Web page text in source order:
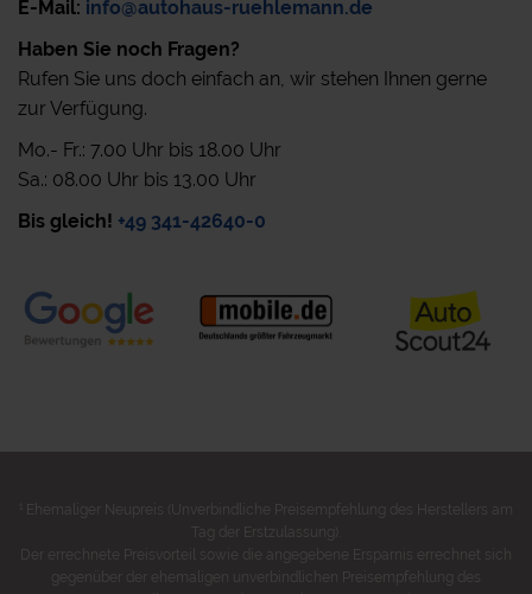
E-Mail: info@autohaus-ruehlemann.de
Haben Sie noch Fragen?
Rufen Sie uns doch einfach an, wir stehen Ihnen gerne
zur Verfügung.
Mo.- Fr.: 7.00 Uhr bis 18.00 Uhr
Sa.: 08.00 Uhr bis 13.00 Uhr
Bis gleich! +49 341-42640-0
Ehemaliger Neupreis (Unverbindliche Preisempfehlung des Herstellers am
Tag der Erstzulassung).
Der errechnete Preisvorteil sowie die angegebene Ersparnis errechnet sich
gegenüber der ehemaligen unverbindlichen Preisempfehlung des